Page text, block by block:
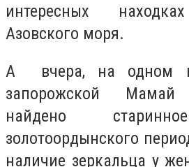
интересных
Азовского моря.
А вчера, на одном
запорожской
найдено
золотоордынского
наличие зеркальца у